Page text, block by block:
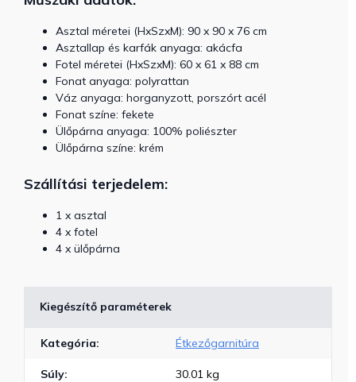
Asztal méretei (HxSzxM): 90 x 90 x 76 cm
Asztallap és karfák anyaga: akácfa
Fotel méretei (HxSzxM): 60 x 61 x 88 cm
Fonat anyaga: polyrattan
Váz anyaga: horganyzott, porszórt acél
Fonat színe: fekete
Ülőpárna anyaga: 100% poliészter
Ülőpárna színe: krém
Szállítási terjedelem:
1 x asztal
4 x fotel
4 x ülőpárna
Kiegészítő paraméterek
Kategória: Étkezőgarnitúra
Súly: 30.01 kg